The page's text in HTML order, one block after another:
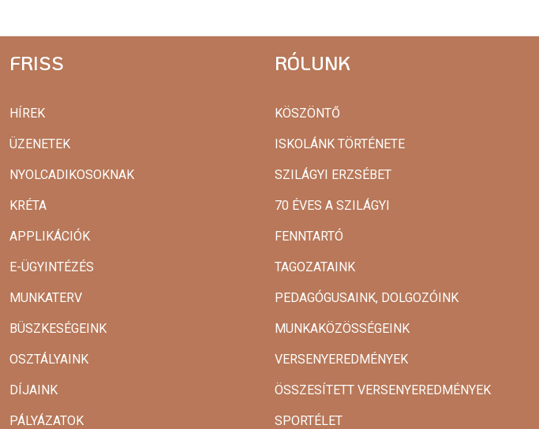
FRISS
HÍREK
ÜZENETEK
NYOLCADIKOSOKNAK
KRÉTA
APPLIKÁCIÓK
E-ÜGYINTÉZÉS
MUNKATERV
BÜSZKESÉGEINK
OSZTÁLYAINK
DÍJAINK
PÁLYÁZATOK
RÓLUNK
KÖSZÖNTŐ
ISKOLÁNK TÖRTÉNETE
SZILÁGYI ERZSÉBET
70 ÉVES A SZILÁGYI
FENNTARTÓ
TAGOZATAINK
PEDAGÓGUSAINK, DOLGOZÓINK
MUNKAKÖZÖSSÉGEINK
VERSENYEREDMÉNYEK
ÖSSZESÍTETT VERSENYEREDMÉNYEK
SPORTÉLET